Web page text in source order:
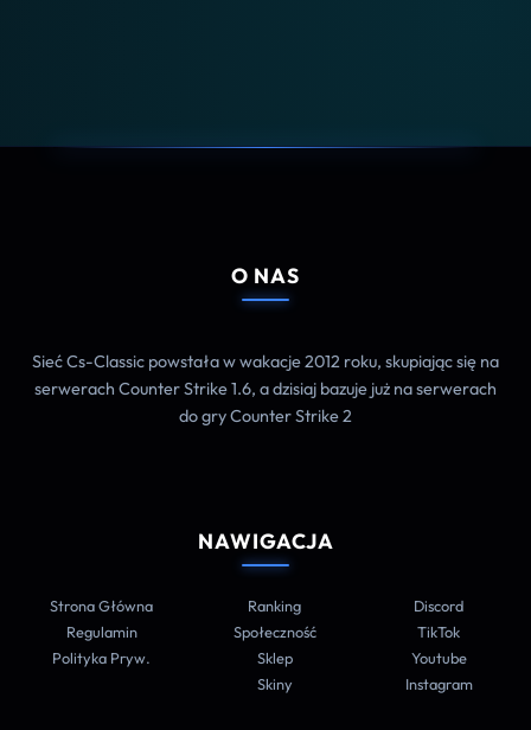
O NAS
Sieć Cs-Classic powstała w wakacje 2012 roku, skupiając się na
serwerach Counter Strike 1.6, a dzisiaj bazuje już na serwerach
do gry Counter Strike 2
NAWIGACJA
Strona Główna
Regulamin
Polityka Pryw.
Ranking
Społeczność
Sklep
Skiny
Discord
TikTok
Youtube
Instagram